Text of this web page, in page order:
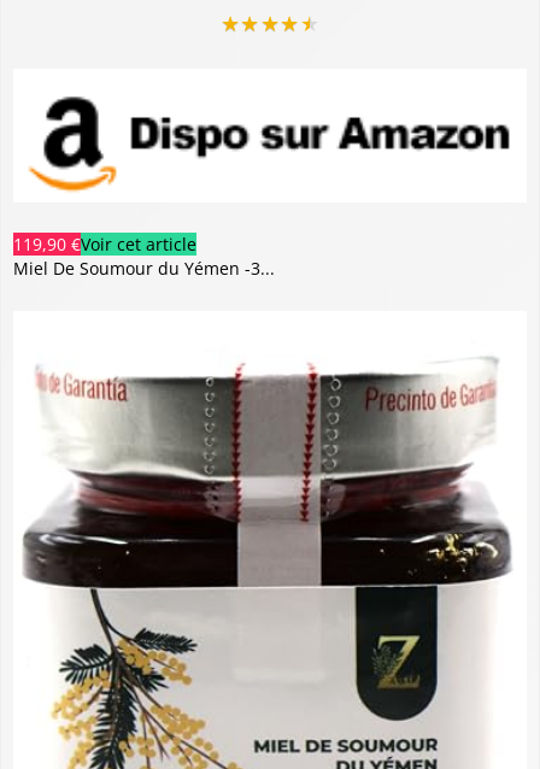
★★★★★
119,90 €Voir cet article
Miel De Soumour du Yémen -3...